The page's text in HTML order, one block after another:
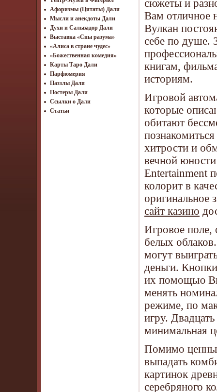
Афоризмы (Цитаты) Дали
Мысли и анекдоты Дали
Духи и Сальвадор Дали
Выставка «Сны разума»
«Алиса в стране чудес»
«Божественная комедия»
Карты Таро Дали
Парфюмерия
Паззлы Дали
Постеры Дали
Ссылки о Дали
Статьи
сюжеты и
Вам отличное
Вулкан
себе по душе.
книгам,
историям.
Игровой
которые
обитают
хитрости и
вечной
Entertainment
колорит в
оригинальное
сайт казино
Игровое поле,
белых
могут
деньги.
их помощью Вы
менять
режиме, по
игру.
минимальная
Помимо
выпадать
картинок
серебряного